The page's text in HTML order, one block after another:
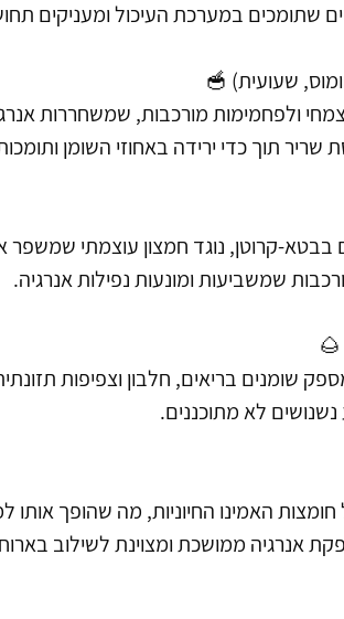
שתומכים במערכת העיכול ומעניקים
ולפחמימות מורכבות, שמשחררות
שריר תוך כדי ירידה באחוזי השומן
בבטא-קרוטן, נוגד חמצון עוצמתי שמשפר
שמשביעות ומונעות נפילות אנרגיה.
שומנים בריאים, חלבון וצפיפות
נשנושים לא מתוכננים.
האמינו החיוניות, מה שהופך אותו
אנרגיה ממושכת ומצוינת לשילוב